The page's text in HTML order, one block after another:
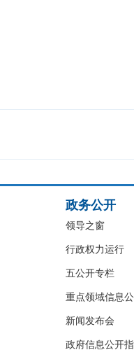
政务公开
领导之窗
行政权力运行
五公开专栏
重点领域信息
新闻发布会
政府信息公开